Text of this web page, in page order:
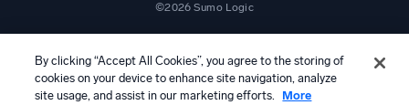
PCI コンプライアンス
すべて表示
デジタル顧客体験
ツール統合
©2026 Sumo Logic
—
カリフォルニア州プライバシー通知 AI への指示日本語
By clicking “Accept All Cookies”, you agree to the storing of
cookies on your device to enhance site navigation, analyze
site usage, and assist in our marketing efforts.
More